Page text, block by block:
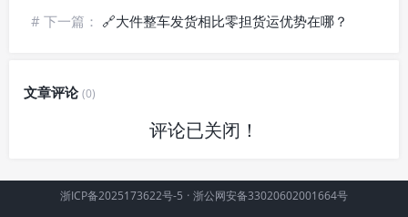
# 下一篇： 🔗大件整车发货相比零担货运优势在哪？
文章评论(0)
评论已关闭！
浙ICP备2025173622号-5 · 浙公网安备33020602001664号